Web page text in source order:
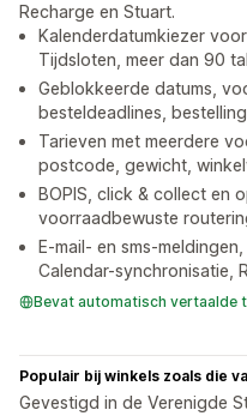
Recharge en Stuart.
Kalenderdatumkiezer
Tijdsloten, meer dan 90
Geblokkeerde datums,
besteldeadlines,
Tarieven met meerdere
postcode, gewicht,
BOPIS, click & collect en
voorraadbewuste
E-mail- en sms-
Calendar-synchronisatie,
Bevat automatisch vertaalde
Populair bij winkels zoals die
Gevestigd in de Verenigde